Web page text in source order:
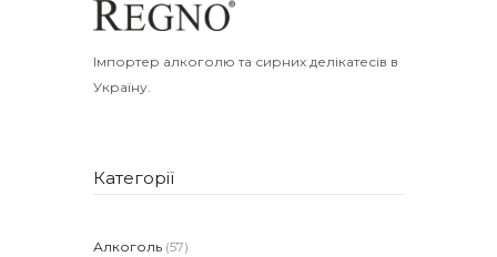
Імпортер алкоголю та сирних делікатесів в
Україну.
Категорії
Алкоголь (57)